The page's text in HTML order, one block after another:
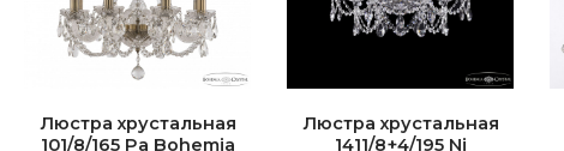
Люстра хрустальная
101/8/165 Pa Bohemia
Люстра хрустальная
1411/8+4/195 Ni